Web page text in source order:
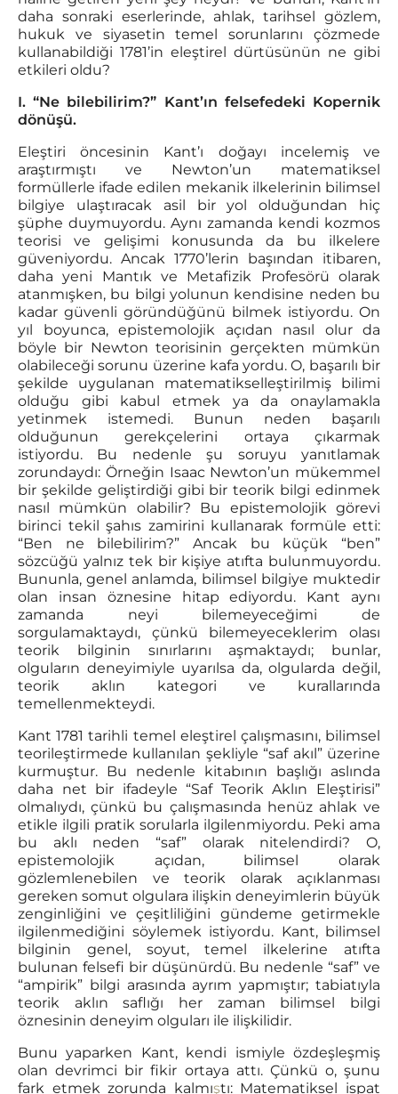
daha sonraki eserlerinde, ahlak, tarihsel gözlem,
hukuk ve siyasetin temel sorunlarını çözmede
kullanabildiği 1781’in eleştirel dürtüsünün ne gibi
etkileri oldu?
I. “Ne bilebilirim?” Kant’ın felsefedeki Kopernik
dönüşü.
Eleştiri öncesinin Kant’ı doğayı incelemiş ve
araştırmıştı ve Newton’un matematiksel
formüllerle ifade edilen mekanik ilkelerinin bilimsel
bilgiye ulaştıracak asil bir yol olduğundan hiç
şüphe duymuyordu. Aynı zamanda kendi kozmos
teorisi ve gelişimi konusunda da bu ilkelere
güveniyordu. Ancak 1770’lerin başından itibaren,
daha yeni Mantık ve Metafizik Profesörü olarak
atanmışken, bu bilgi yolunun kendisine neden bu
kadar güvenli göründüğünü bilmek istiyordu. On
yıl boyunca, epistemolojik açıdan nasıl olur da
böyle bir Newton teorisinin gerçekten mümkün
olabileceği sorunu üzerine kafa yordu. O, başarılı bir
şekilde uygulanan matematikselleştirilmiş bilimi
olduğu gibi kabul etmek ya da onaylamakla
yetinmek istemedi. Bunun neden başarılı
olduğunun gerekçelerini ortaya çıkarmak
istiyordu. Bu nedenle şu soruyu yanıtlamak
zorundaydı: Örneğin Isaac Newton’un mükemmel
bir şekilde geliştirdiği gibi bir teorik bilgi edinmek
nasıl mümkün olabilir? Bu epistemolojik görevi
birinci tekil şahıs zamirini kullanarak formüle etti:
“Ben ne bilebilirim?” Ancak bu küçük “ben”
sözcüğü yalnız tek bir kişiye atıfta bulunmuyordu.
Bununla, genel anlamda, bilimsel bilgiye muktedir
olan insan öznesine hitap ediyordu. Kant aynı
zamanda neyi bilemeyeceğimi de
sorgulamaktaydı, çünkü bilemeyeceklerim olası
teorik bilginin sınırlarını aşmaktaydı; bunlar,
olguların deneyimiyle uyarılsa da, olgularda değil,
teorik aklın kategori ve kurallarında
temellenmekteydi.
Kant 1781 tarihli temel eleştirel çalışmasını, bilimsel
teorileştirmede kullanılan şekliyle “saf akıl” üzerine
kurmuştur. Bu nedenle kitabının başlığı aslında
daha net bir ifadeyle “Saf Teorik Aklın Eleştirisi”
olmalıydı, çünkü bu çalışmasında henüz ahlak ve
etikle ilgili pratik sorularla ilgilenmiyordu. Peki ama
bu aklı neden “saf” olarak nitelendirdi? O,
epistemolojik açıdan, bilimsel olarak
gözlemlenebilen ve teorik olarak açıklanması
gereken somut olgulara ilişkin deneyimlerin büyük
zenginliğini ve çeşitliliğini gündeme getirmekle
ilgilenmediğini söylemek istiyordu. Kant, bilimsel
bilginin genel, soyut, temel ilkelerine atıfta
bulunan felsefi bir düşünürdü. Bu nedenle “saf” ve
“ampirik” bilgi arasında ayrım yapmıştır; tabiatıyla
teorik aklın saflığı her zaman bilimsel bilgi
öznesinin deneyim olguları ile ilişkilidir.
Bunu yaparken Kant, kendi ismiyle özdeşleşmiş
olan devrimci bir fikir ortaya attı. Çünkü o, şunu
fark etmek zorunda kalmıştı: Matematiksel ispat